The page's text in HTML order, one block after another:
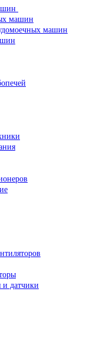
машин
машин
и датчики